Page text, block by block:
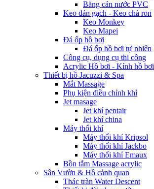
Băng cản nước PVC
Keo dán gạch - Keo chà ron
Keo Monkey
Keo Mapei
Đá ốp hồ bơi
Đá ốp hồ bơi tự nhiên
Công cụ, dụng cụ thi công
Acrylic Hồ bơi - Kính hồ bơi
Thiết bị hồ Jacuzzi & Spa
Mắt Massage
Phụ kiện điều chỉnh khí
Jet masage
Jet khí pentair
Jet khí china
Máy thổi khí
Máy thổi khí Kripsol
Máy thổi khí Jackbo
Máy thổi khí Emaux
Bồn tắm Massage acrylic
Sân Vườn & Hồ cảnh quan
Thác tràn Water Descent